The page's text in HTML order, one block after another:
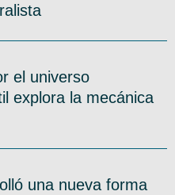
el universo
explora la mecánica
una nueva forma